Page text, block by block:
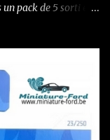
un pack de 5 sorti en